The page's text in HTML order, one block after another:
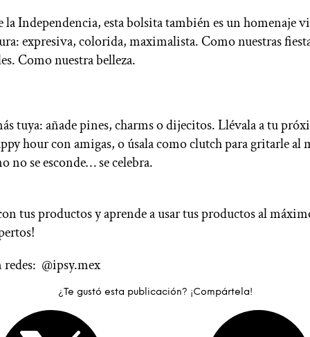
la Independencia, esta bolsita también es un homenaje
expresiva, colorida, maximalista. Como nuestras
Como nuestra belleza.
tuya: añade pines, charms o dijecitos. Llévala a tu
hour con amigas, o úsala como clutch para gritarle al
no se esconde… se celebra.
tus productos y aprende a usar tus productos al
redes: @ipsy.mex
¿Te gustó esta publicación? ¡Compártela!